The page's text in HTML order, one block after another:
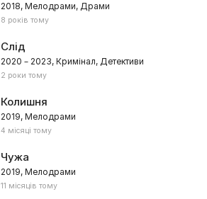
2018, Мелодрами, Драми
8 років тому
Слід
2020 – 2023, Кримінал, Детективи
2 роки тому
Колишня
2019, Мелодрами
4 місяці тому
Чужа
2019, Мелодрами
11 місяців тому